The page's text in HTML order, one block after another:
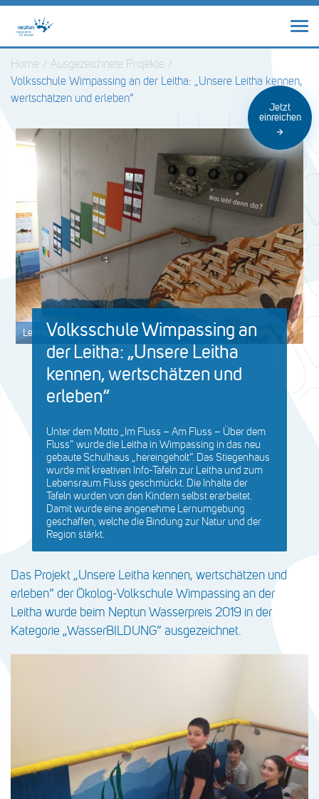
Jetzt
einreichen
Home / Ausgezeichnete Projekte /
Volksschule Wimpassing an der Leitha: „Unsere Leitha kennen,
wertschätzen und erleben“
Leitha_Stiegenhaus (c) Volksschule Wimpassing
Volksschule Wimpassing an
der Leitha: „Unsere Leitha
kennen, wertschätzen und
erleben“
Unter dem Motto „Im Fluss – Am Fluss – Über dem
Fluss“ wurde die Leitha in Wimpassing in das neu
gebaute Schulhaus „hereingeholt“. Das Stiegenhaus
wurde mit kreativen Info-Tafeln zur Leitha und zum
Lebensraum Fluss geschmückt. Die Inhalte der
Tafeln wurden von den Kindern selbst erarbeitet.
Damit wurde eine angenehme Lernumgebung
geschaffen, welche die Bindung zur Natur und der
Region stärkt.
Das Projekt „Unsere Leitha kennen, wertschätzen und
erleben“ der Ökolog-Volkschule Wimpassing an der
Leitha wurde beim Neptun Wasserpreis 2019 in der
Kategorie „WasserBILDUNG“ ausgezeichnet.